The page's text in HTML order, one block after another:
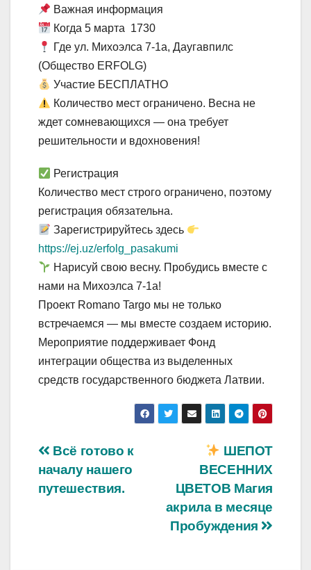
Важная информация
Когда 5 марта 1730
Где ул. Михоэлса 7-1а, Даугавпилс
(Общество ERFOLG)
Участие БЕСПЛАТНО
Количество мест ограничено. Весна не
ждет сомневающихся — она требует
решительности и вдохновения!
Регистрация
Количество мест строго ограничено, поэтому
регистрация обязательна.
Зарегистрируйтесь здесь
https://ej.uz/erfolg_pasakumi
Нарисуй свою весну. Пробудись вместе с
нами на Михоэлса 7-1а!
Проект Romano Targo мы не только
встречаемся — мы вместе создаем историю.
Мероприятие поддерживает Фонд
интеграции общества из выделенных
средств государственного бюджета Латвии.
Навигация
по
ШЕПОТ
ВЕСЕННИХ
ЦВЕТОВ Магия
акрила в месяце
Пробуждения
Всё готово к
началу нашего
путешествия.